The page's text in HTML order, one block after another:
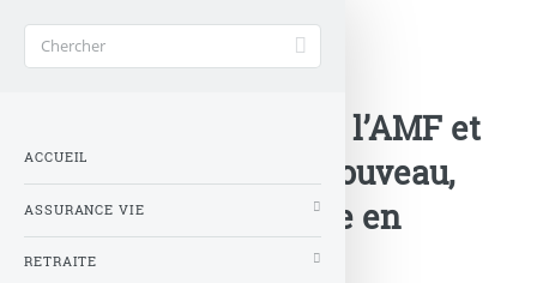
Produits structurés : l’AMF et
l’ACPR alertent de nouveau,
frais et marché cible en
question
ACCUEIL
ASSURANCE VIE
RETRAITE